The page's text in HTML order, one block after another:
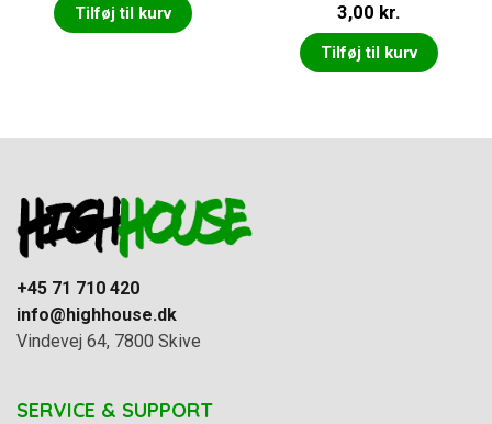
Tilføj til kurv 3,00 kr.
Tilføj til kurv
+45 71 710 420
info@highhouse.dk
Vindevej 64, 7800 Skive
SERVICE & SUPPORT